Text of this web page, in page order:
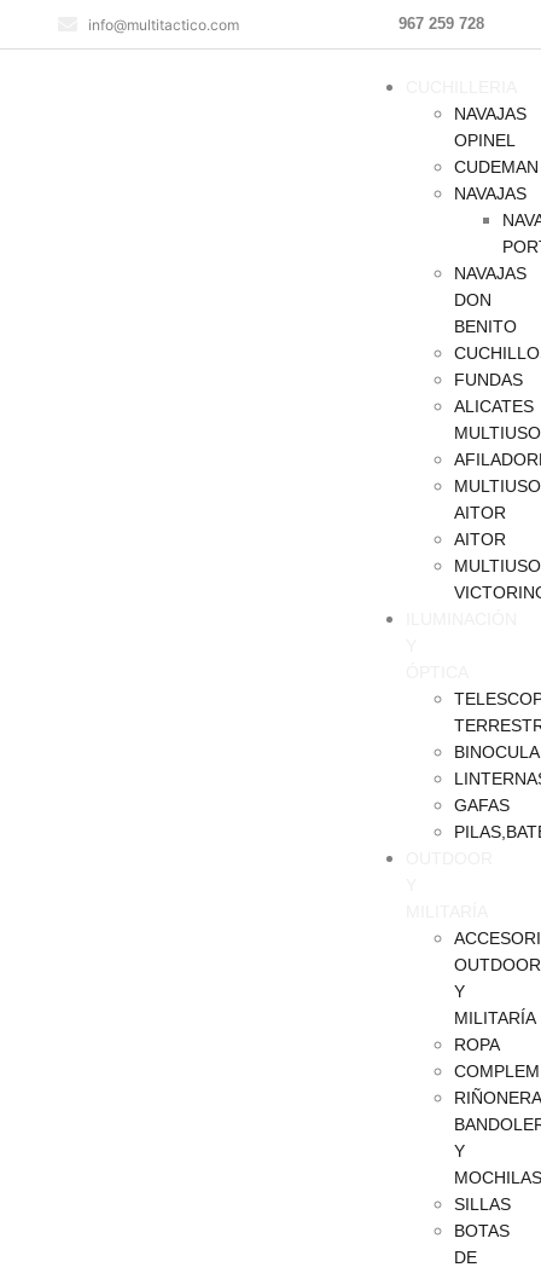
info@multitactico.com 967 259 728
NAVAJAS
OPINEL
CUDEMAN
NAVAJAS
NAVAJAS
DON
BENITO
FUNDAS
ALICATES
AITOR
AITOR
GAFAS
OUTDOOR
Y
MILITARÍA
ROPA
Y
MOCHILAS
SILLAS
BOTAS
DE